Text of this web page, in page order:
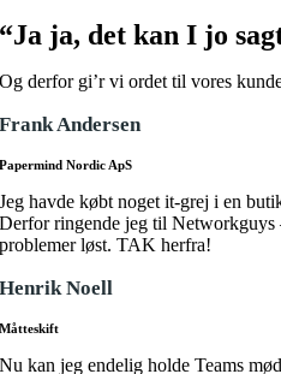
“Ja ja, det kan I jo
Og derfor gi’r vi ordet til vores
Frank Andersen
Papermind Nordic ApS
Jeg havde købt noget it-grej i en
Derfor ringende jeg til Networkguys
problemer løst. TAK herfra!
Henrik Noell
Måtteskift
Nu kan jeg endelig holde Teams